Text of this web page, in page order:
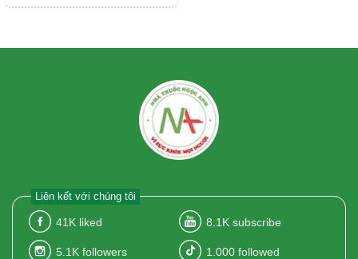
Liên kết với chúng tôi
41K liked 8.1K subscribe
5.1K followers 1.000 followed